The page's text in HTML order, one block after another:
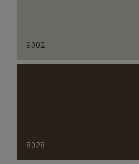
9002
8028